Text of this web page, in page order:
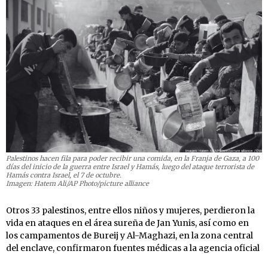
Palestinos hacen fila para poder recibir una comida, en la Franja de Gaza, a 100
días del inicio de la guerra entre Israel y Hamás, luego del ataque terrorista de
Hamás contra Israel, el 7 de octubre.
Imagen: Hatem Ali/AP Photo/picture alliance
Otros 33 palestinos, entre ellos niños y mujeres, perdieron la
vida en ataques en el área sureña de Jan Yunis, así como en
los campamentos de Bureij y Al-Maghazi, en la zona central
del enclave, confirmaron fuentes médicas a la agencia oficial